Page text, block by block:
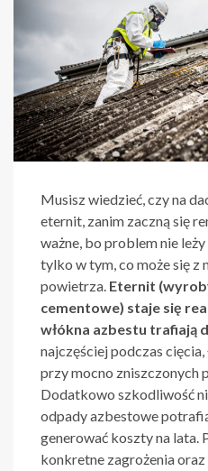
Musisz wiedzieć, czy na
eternit, zanim zaczną się
ważne, bo problem nie
tylko w tym, co może się z
powietrza. Eternit
cementowe) staje się
włókna azbestu trafiają
najczęściej podczas cięcia,
przy mocno zniszczonych
Dodatkowo szkodliwość
odpady azbestowe
generować koszty na lata.
konkretne zagrożenia